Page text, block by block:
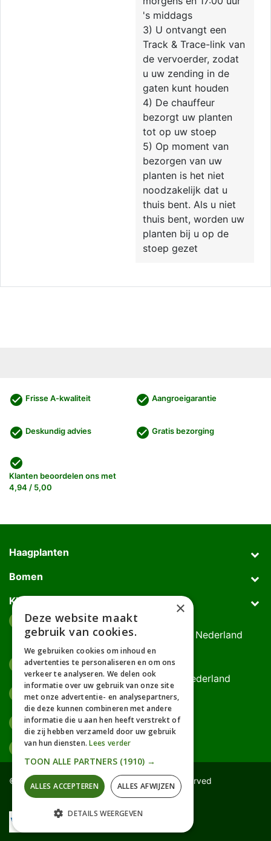
's middags
3) U ontvangt een
Track & Trace-link van
de vervoerder, zodat
u uw zending in de
gaten kunt houden
4) De chauffeur
bezorgt uw planten
tot op uw stoep
5) Op moment van
bezorgen van uw
planten is het niet
noodzakelijk dat u
thuis bent. Als u niet
thuis bent, worden uw
planten bij u op de
stoep gezet
check_circle Frisse A-kwaliteit check_circle Aangroeigarantie
check_circle Deskundig advies check_circle Gratis bezorging
check_circle
Klanten beoordelen ons met
4,94 / 5,00
Haagplanten
Bomen
Klantenservice
Afhaaladres
Deurningerweg 50, 7623 AH Borne, Nederland
(op afspraak!)
Kantooradres
Bornsedijk 60, 7559 PT Hengelo, Nederland
085-0475588
06-17314481
info@gardline.nl
© 2026 Powered by Gardline™. All Rights Reserved
×
Deze website maakt
gebruik van cookies.
We gebruiken cookies om inhoud en
advertenties te personaliseren en om ons
verkeer te analyseren. We delen ook
informatie over uw gebruik van onze site
met onze advertentie- en analysepartners,
die deze kunnen combineren met andere
informatie die u aan hen heeft verstrekt of
die zij hebben verzameld door uw gebruik
van hun diensten.Lees verder
TOON ALLE PARTNERS (1910) →
ALLES ACCEPTEREN ALLES AFWIJZEN
DETAILS WEERGEVEN